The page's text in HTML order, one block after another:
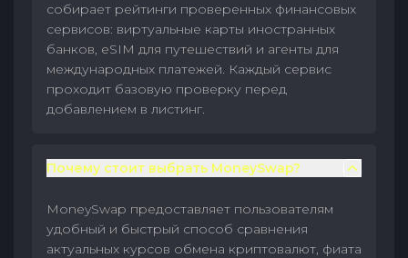
собирает рейтинги проверенных финансовых
сервисов: виртуальные карты иностранных
банков, eSIM для путешествий и агенты для
международных платежей. Каждый сервис
проходит базовую проверку перед
добавлением в листинг.
Почему стоит выбрать MoneySwap?
MoneySwap предоставляет пользователям
удобный и быстрый способ сравнения
актуальных курсов обмена криптовалют, фиата